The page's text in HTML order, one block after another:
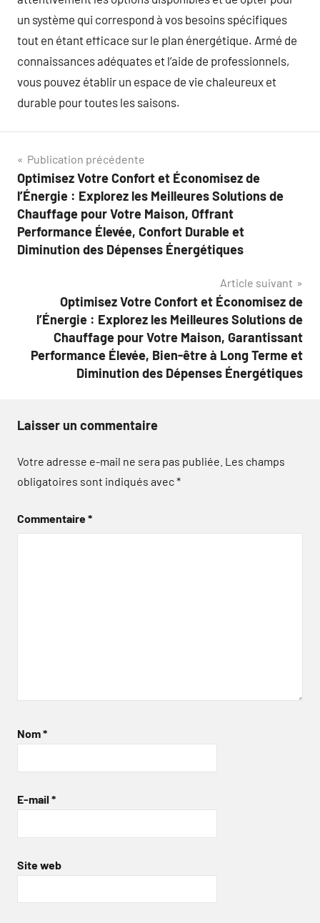
un système qui correspond à vos besoins spécifiques
tout en étant efficace sur le plan énergétique. Armé de
connaissances adéquates et l’aide de professionnels,
vous pouvez établir un espace de vie chaleureux et
durable pour toutes les saisons.
Navigation
de
l’article
Publication précédente
Optimisez Votre Confort et Économisez de
l’Énergie : Explorez les Meilleures Solutions de
Chauffage pour Votre Maison, Offrant
Performance Élevée, Confort Durable et
Diminution des Dépenses Énergétiques
Article suivant
Optimisez Votre Confort et Économisez de
l’Énergie : Explorez les Meilleures Solutions de
Chauffage pour Votre Maison, Garantissant
Performance Élevée, Bien-être à Long Terme et
Diminution des Dépenses Énergétiques
Laisser un commentaire
Votre adresse e-mail ne sera pas publiée. Les champs
obligatoires sont indiqués avec*
Commentaire*
Nom*
E-mail *
Site web